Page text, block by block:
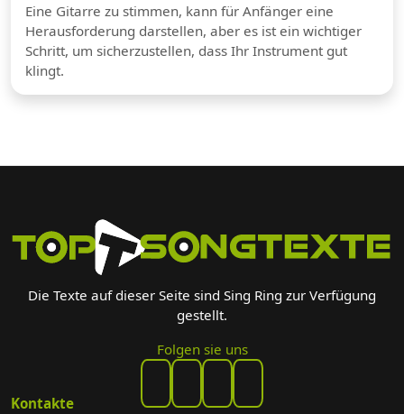
Eine Gitarre zu stimmen, kann für Anfänger eine
Herausforderung darstellen, aber es ist ein wichtiger
Schritt, um sicherzustellen, dass Ihr Instrument gut
klingt.
Die Texte auf dieser Seite sind Sing Ring zur Verfügung
gestellt.
Folgen sie uns
Kontakte